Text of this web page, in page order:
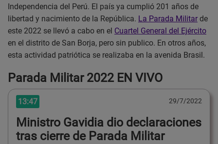
Independencia del Perú. El país ya cumplió 201 años de
libertad y nacimiento de la República. La Parada Militar de
este 2022 se llevó a cabo en el Cuartel General del Ejército
en el distrito de San Borja, pero sin publico. En otros años,
esta actividad patriótica se realizaba en la avenida Brasil.
Parada Militar 2022 EN VIVO
13:47 29/7/2022
Ministro Gavidia dio declaraciones
tras cierre de Parada Militar